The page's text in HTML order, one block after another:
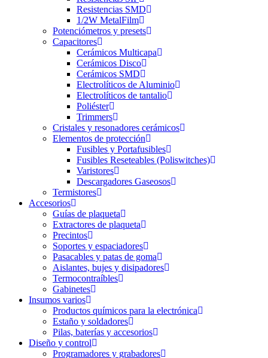
Resistencias SMD
1/2W MetalFilm
Potenciómetros y presets
Capacitores
Cerámicos Multicapa
Cerámicos Disco
Cerámicos SMD
Electrolíticos de Aluminio
Electrolíticos de tantalio
Poliéster
Trimmers
Cristales y resonadores cerámicos
Elementos de protección
Fusibles y Portafusibles
Fusibles Reseteables (Poliswitches)
Varistores
Descargadores Gaseosos
Termistores
Accesorios
Guías de plaqueta
Extractores de plaqueta
Precintos
Soportes y espaciadores
Pasacables y patas de goma
Aislantes, bujes y disipadores
Termocontraíbles
Gabinetes
Insumos varios
Productos químicos para la electrónica
Estaño y soldadores
Pilas, baterías y accesorios
Diseño y control
Programadores y grabadores